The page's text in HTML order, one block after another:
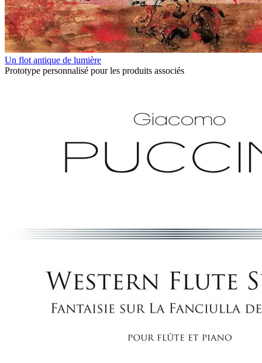
Un flot antique de lumière
Prototype personnalisé pour les produits associés